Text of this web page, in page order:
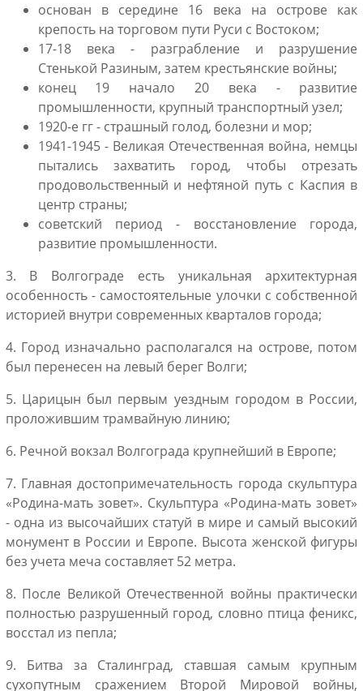
основан в середине 16 века на острове как
крепость на торговом пути Руси с Востоком;
17-18 века - разграбление и разрушение
Стенькой Разиным, затем крестьянские войны;
конец 19 начало 20 века - развитие
промышленности, крупный транспортный узел;
1920-е гг - страшный голод, болезни и мор;
1941-1945 - Великая Отечественная война, немцы
пытались захватить город, чтобы отрезать
продовольственный и нефтяной путь с Каспия в
центр страны;
советский период - восстановление города,
развитие промышленности.
3. В Волгограде есть уникальная архитектурная
особенность - самостоятельные улочки с собственной
историей внутри современных кварталов города;
4. Город изначально располагался на острове, потом
был перенесен на левый берег Волги;
5. Царицын был первым уездным городом в России,
проложившим трамвайную линию;
6. Речной вокзал Волгограда крупнейший в Европе;
7. Главная достопримечательность города скульптура
«Родина-мать зовет». Скульптура «Родина-мать зовет»
- одна из высочайших статуй в мире и самый высокий
монумент в России и Европе. Высота женской фигуры
без учета меча составляет 52 метра.
8. После Великой Отечественной войны практически
полностью разрушенный город, словно птица феникс,
восстал из пепла;
9. Битва за Сталинград, ставшая самым крупным
сухопутным сражением Второй Мировой войны,